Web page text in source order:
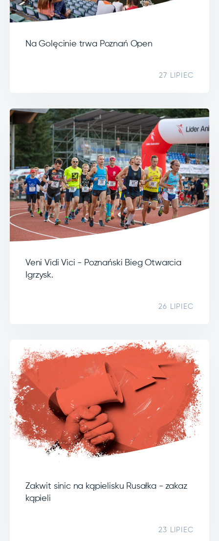
Na Golęcinie trwa Poznań Open
27 LIPIEC
Veni Vidi Vici - Poznański Bieg Otwarcia
Igrzysk.
26 LIPIEC
Zakwit sinic na kąpielisku Rusałka - zakaz
kąpieli
23 LIPIEC